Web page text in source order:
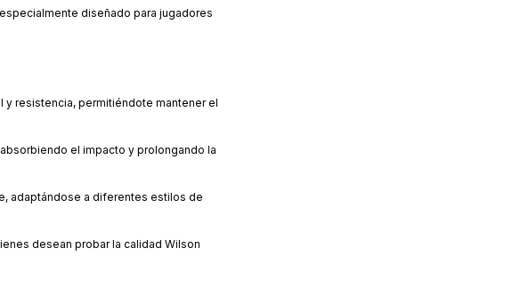
diseñado para jugadores
resistencia, permitiéndote mantener el
el impacto y prolongando la
adaptándose a diferentes estilos de
desean probar la calidad Wilson